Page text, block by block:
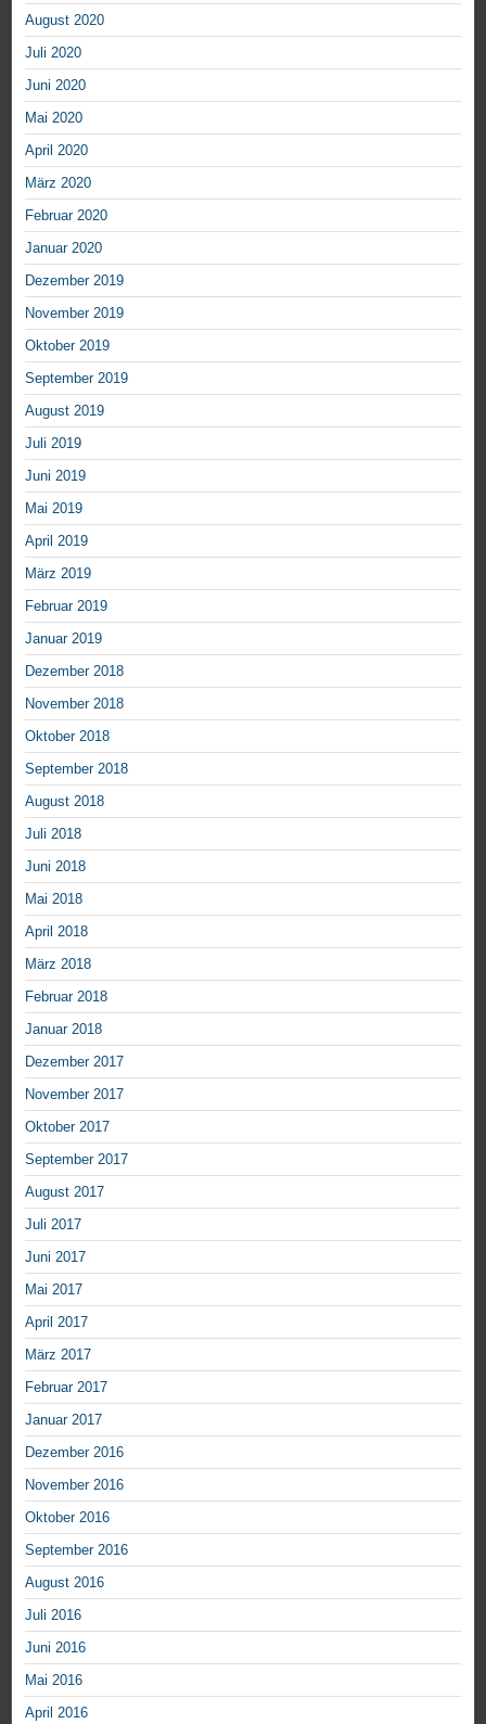
August 2020
Juli 2020
Juni 2020
Mai 2020
April 2020
März 2020
Februar 2020
Januar 2020
Dezember 2019
November 2019
Oktober 2019
September 2019
August 2019
Juli 2019
Juni 2019
Mai 2019
April 2019
März 2019
Februar 2019
Januar 2019
Dezember 2018
November 2018
Oktober 2018
September 2018
August 2018
Juli 2018
Juni 2018
Mai 2018
April 2018
März 2018
Februar 2018
Januar 2018
Dezember 2017
November 2017
Oktober 2017
September 2017
August 2017
Juli 2017
Juni 2017
Mai 2017
April 2017
März 2017
Februar 2017
Januar 2017
Dezember 2016
November 2016
Oktober 2016
September 2016
August 2016
Juli 2016
Juni 2016
Mai 2016
April 2016